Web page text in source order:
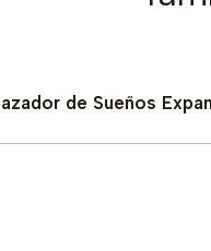
de Sueños